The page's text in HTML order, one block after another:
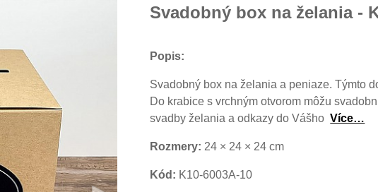
Svadobný box na želania -
Popis:
Svadobný box na želania a peniaze. Týmto
Do krabice s vrchným otvorom môžu
svadby želania a odkazy do Vášho Více…
Rozmery: 24 × 24 × 24 cm
Kód: K10-6003A-10